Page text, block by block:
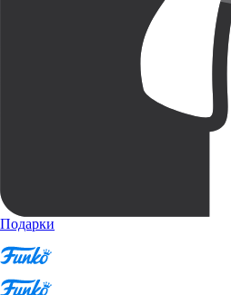
Подарки